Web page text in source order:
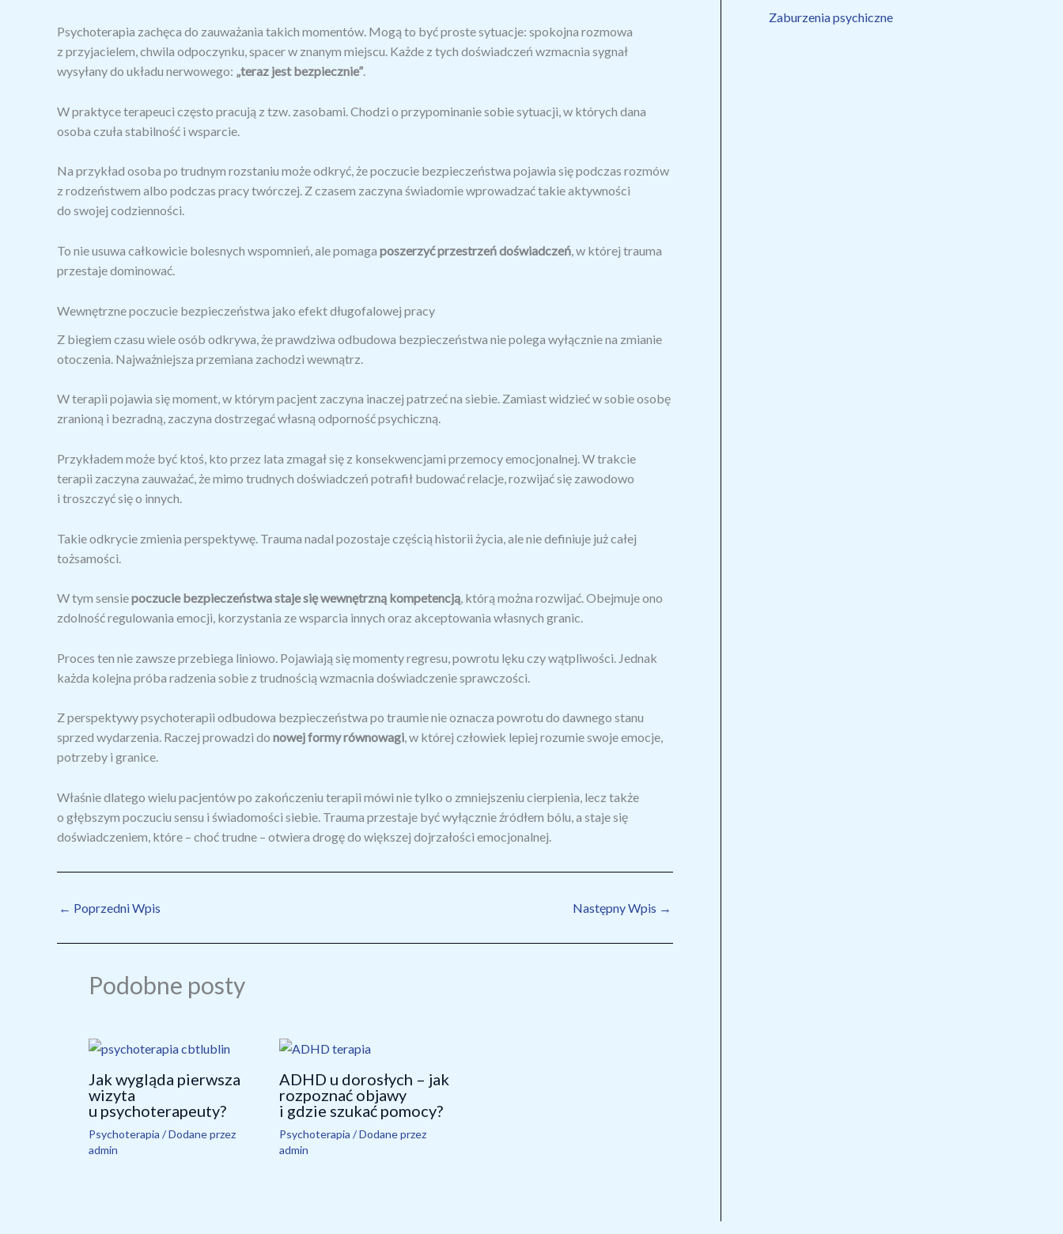
Psychoterapia zachęca do zauważania takich momentów. Mogą to być proste sytuacje: spokojna rozmowa
z przyjacielem, chwila odpoczynku, spacer w znanym miejscu. Każde z tych doświadczeń wzmacnia sygnał
wysyłany do układu nerwowego: „teraz jest bezpiecznie”.
W praktyce terapeuci często pracują z tzw. zasobami. Chodzi o przypominanie sobie sytuacji, w których dana
osoba czuła stabilność i wsparcie.
Na przykład osoba po trudnym rozstaniu może odkryć, że poczucie bezpieczeństwa pojawia się podczas rozmów
z rodzeństwem albo podczas pracy twórczej. Z czasem zaczyna świadomie wprowadzać takie aktywności
do swojej codzienności.
To nie usuwa całkowicie bolesnych wspomnień, ale pomaga poszerzyć przestrzeń doświadczeń, w której trauma
przestaje dominować.
Wewnętrzne poczucie bezpieczeństwa jako efekt długofalowej pracy
Z biegiem czasu wiele osób odkrywa, że prawdziwa odbudowa bezpieczeństwa nie polega wyłącznie na zmianie
otoczenia. Najważniejsza przemiana zachodzi wewnątrz.
W terapii pojawia się moment, w którym pacjent zaczyna inaczej patrzeć na siebie. Zamiast widzieć w sobie osobę
zranioną i bezradną, zaczyna dostrzegać własną odporność psychiczną.
Przykładem może być ktoś, kto przez lata zmagał się z konsekwencjami przemocy emocjonalnej. W trakcie
terapii zaczyna zauważać, że mimo trudnych doświadczeń potrafił budować relacje, rozwijać się zawodowo
i troszczyć się o innych.
Takie odkrycie zmienia perspektywę. Trauma nadal pozostaje częścią historii życia, ale nie definiuje już całej
tożsamości.
W tym sensiepoczucie bezpieczeństwa staje się wewnętrzną kompetencją, którą można rozwijać. Obejmuje ono
zdolność regulowania emocji, korzystania ze wsparcia innych oraz akceptowania własnych granic.
Proces ten nie zawsze przebiega liniowo. Pojawiają się momenty regresu, powrotu lęku czy wątpliwości. Jednak
każda kolejna próba radzenia sobie z trudnością wzmacnia doświadczenie sprawczości.
Z perspektywy psychoterapii odbudowa bezpieczeństwa po traumie nie oznacza powrotu do dawnego stanu
sprzed wydarzenia. Raczej prowadzi do nowej formy równowagi, w której człowiek lepiej rozumie swoje emocje,
potrzeby i granice.
Właśnie dlatego wielu pacjentów po zakończeniu terapii mówi nie tylko o zmniejszeniu cierpienia, lecz także
o głębszym poczuciu sensu i świadomości siebie. Trauma przestaje być wyłącznie źródłem bólu, a staje się
doświadczeniem, które – choć trudne – otwiera drogę do większej dojrzałości emocjonalnej.
Podobne posty
Jak wygląda pierwsza
wizyta
u psychoterapeuty?
Psychoterapia / Dodane przez
admin
ADHD u dorosłych – jak
rozpoznać objawy
i gdzie szukać pomocy?
Psychoterapia / Dodane przez
admin
Zaburzenia psychiczne